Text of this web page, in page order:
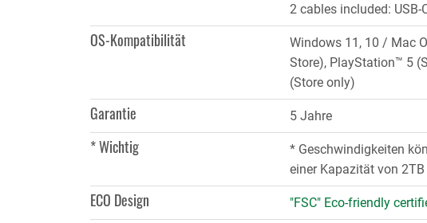
2 cables included: USB-
OS-Kompatibilität
Windows 11, 10 / Mac
Store), PlayStation™ 5
(Store only)
Garantie 5 Jahre
* Wichtig
* Geschwindigkeiten
einer Kapazität von 2TB
ECO Design "FSC" Eco-friendly